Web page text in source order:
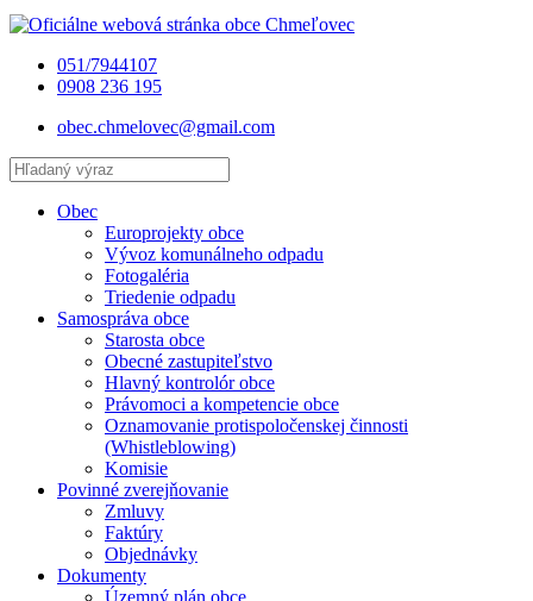
051/7944107
0908 236 195
obec.chmelovec@gmail.com
Obec
Europrojekty obce
Vývoz komunálneho odpadu
Fotogaléria
Triedenie odpadu
Samospráva obce
Starosta obce
Obecné zastupiteľstvo
Hlavný kontrolór obce
Právomoci a kompetencie obce
Oznamovanie protispoločenskej činnosti
(Whistleblowing)
Komisie
Povinné zverejňovanie
Zmluvy
Faktúry
Objednávky
Dokumenty
Územný plán obce